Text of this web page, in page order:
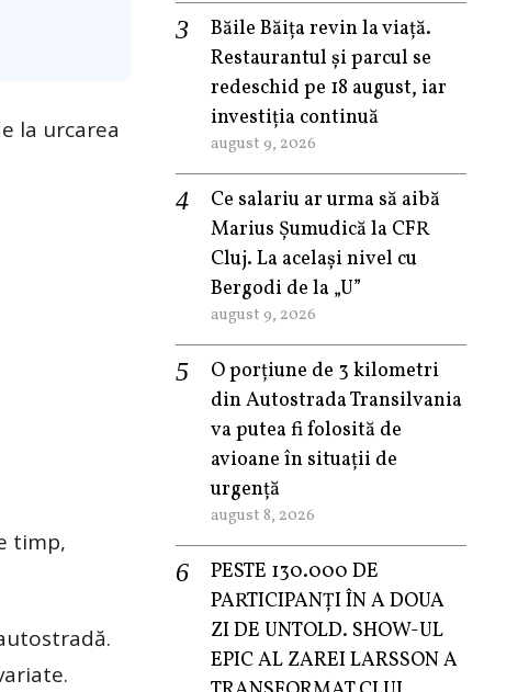
la urcarea
timp,
Băile Băița revin la viață.
Restaurantul și parcul se
redeschid pe 18 august, iar
investiția continuă
august 9, 2026
Ce salariu ar urma să aibă
Marius Șumudică la CFR
Cluj. La același nivel cu
Bergodi de la „U”
august 9, 2026
O porțiune de 3 kilometri
din Autostrada Transilvania
va putea fi folosită de
avioane în situații de
urgență
august 8, 2026
PESTE 130.000 DE
PARTICIPANȚI ÎN A DOUA
ZI DE UNTOLD. SHOW-UL
EPIC AL ZAREI LARSSON A